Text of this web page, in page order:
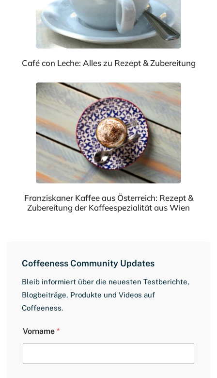
Café con Leche: Alles zu Rezept & Zubereitung
Franziskaner Kaffee aus Österreich: Rezept &
Zubereitung der Kaffeespezialität aus Wien
Coffeeness Community Updates
Bleib informiert über die neuesten Testberichte,
Blogbeiträge, Produkte und Videos auf
Coffeeness.
o
r
a
Vorname *